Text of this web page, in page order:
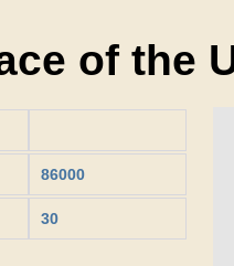
of the
86000
30